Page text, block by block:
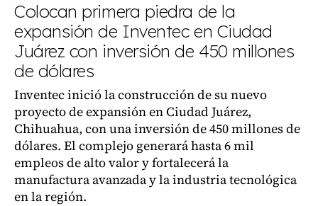
Colocan primera piedra de la
expansión de Inventec en Ciudad
Juárez con inversión de 450 millones
de dólares
Inventec inició la construcción de su nuevo
proyecto de expansión en Ciudad Juárez,
Chihuahua, con una inversión de 450 millones de
dólares. El complejo generará hasta 6 mil
empleos de alto valor y fortalecerá la
manufactura avanzada y la industria tecnológica
en la región.